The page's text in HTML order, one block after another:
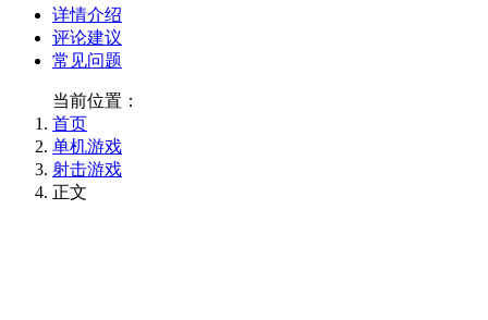
详情介绍
评论建议
常见问题
当前位置：
首页
单机游戏
射击游戏
正文